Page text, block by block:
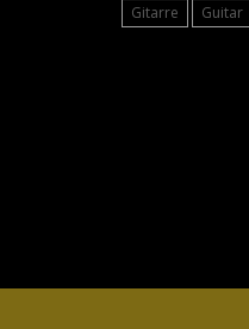
Gitarre Guitar